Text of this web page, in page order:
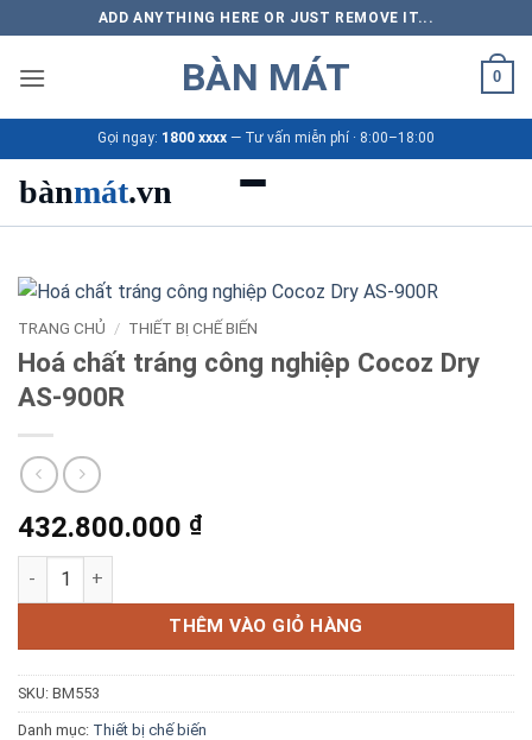
qua
nội
ADD ANYTHING HERE OR JUST REMOVE IT...
BÀN MÁT 0
Gọi ngay: 1800 xxxx — Tư vấn miễn phí · 8:00–18:00
bànmát.vn
Sản phẩm
Thương hiệu
Bảng giá 2026
Ứng dụng
Blog kiến thức
TRANG CHỦ / THIẾT BỊ CHẾ BIẾN
Hoá chất tráng công nghiệp Cocoz Dry
AS-900R
432.800.000 ₫
Hoá chất tráng công nghiệp Cocoz Dry AS-900R số lượng
THÊM VÀO GIỎ HÀNG
SKU: BM553
Danh mục: Thiết bị chế biến